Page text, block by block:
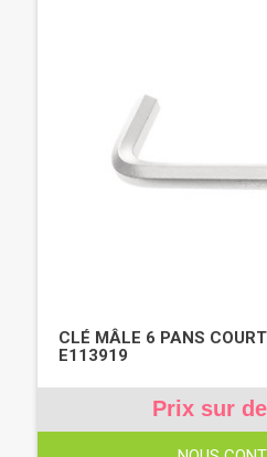
CLÉ MÂLE 6 PANS
E113919
Prix sur